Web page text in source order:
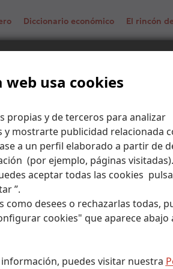
web usa cookies
propias y de terceros para analizar
y mostrarte publicidad relacionada
a un perfil elaborado a partir de
(por ejemplo, páginas visitadas).
aceptar todas las cookies
”.
como desees o rechazarlas todas,
cookies" que aparece abajo
puedes visitar nuestra
Diccionario económico El rincón
low cost